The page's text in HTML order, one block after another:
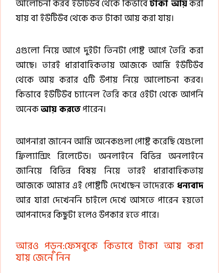
আলোচনা করব ইউটিউব থেকে কিভাবেটাকা আয়করা
যায় বা ইউটিউব থেকে কত টাকা আয় করা যায়।
এগুলো নিয়ে আগে দুইটা তিনটা পোষ্ট আগে তৈরি করা
আছে। তারই ধারাবাহিকতায় আজকে আমি ইউটিউব
থেকে আয় করার ৫টি উপায় নিয়ে আলোচনা করব।
কিভাবে ইউটিউব চ্যানেল তৈরি করে ওইটা থেকে আপনি
অনেকআয় করতেপারেন।
আপনারা জানেন আমি অনেকগুলা পোষ্ট করেছি যেগুলো
ফ্রিল্যান্সিং রিলেটেড। অনলাইনে বিভিন্ন অনলাইনে
জানিয়ে বিভিন্ন বিষয় নিয়ে তারই ধারাবাহিকতায়
আজকে আমার এই পোষ্টটি দেখেছেন তাদেরকে ধন্যবাদ
আর যারা দেখেননি চাইলে দেখে আসতে পারেন হয়তো
আপনাদের কিছুটা হলেও উপকার হতে পারে।
আরও পড়ুন:ফেসবুকে কিভাবে টাকা আয় করা
যায় জেনে নিন